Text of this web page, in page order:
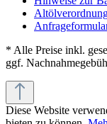
* Alle Preise inkl.
ggf.
Diese Website